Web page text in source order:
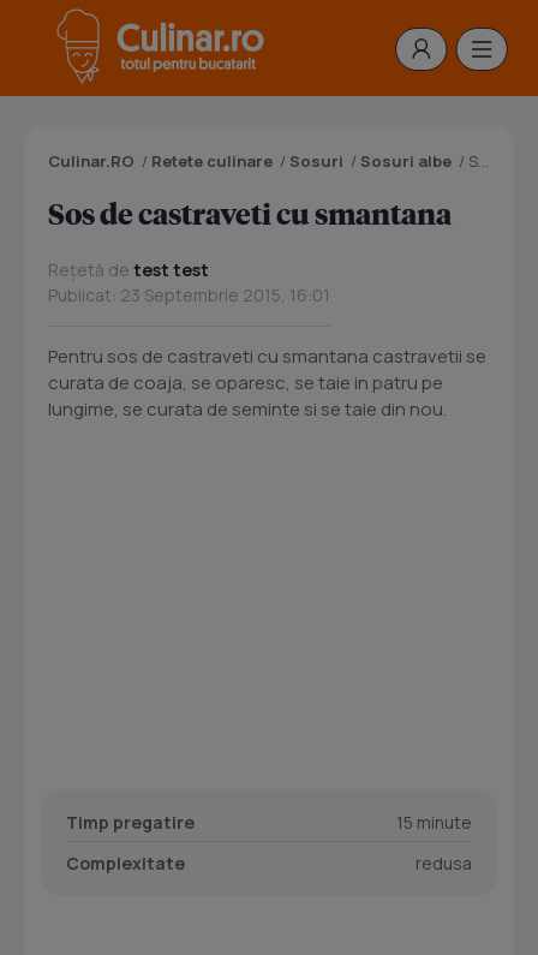
Culinar.RO / Retete culinare / Sosuri / Sosuri albe / Sos de castraveti cu smantana
Sos de castraveti cu smantana
Rețetă de test test
Publicat: 23 Septembrie 2015, 16:01
Pentru sos de castraveti cu smantana castravetii se
curata de coaja, se oparesc, se taie in patru pe
lungime, se curata de seminte si se taie din nou.
Timp pregatire
15 minute
Complexitate
redusa